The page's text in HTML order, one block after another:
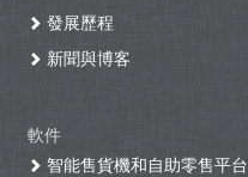
發展歷程
新聞與博客
軟件
智能售貨機和自助零售平台